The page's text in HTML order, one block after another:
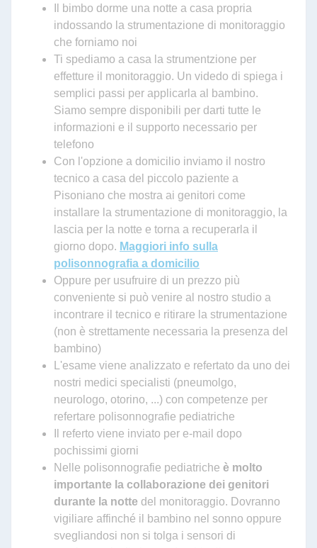
Il bimbo dorme una notte a casa propria
indossando la strumentazione di monitoraggio
che forniamo noi
Ti spediamo a casa la strumentzione per
effetture il monitoraggio. Un videdo di spiega i
semplici passi per applicarla al bambino.
Siamo sempre disponibili per darti tutte le
informazioni e il supporto necessario per
telefono
Con l'opzione a domicilio inviamo il nostro
tecnico a casa del piccolo paziente a
Pisoniano che mostra ai genitori come
installare la strumentazione di monitoraggio, la
lascia per la notte e torna a recuperarla il
giorno dopo. Maggiori info sulla
polisonnografia a domicilio
Oppure per usufruire di un prezzo più
conveniente si può venire al nostro studio a
incontrare il tecnico e ritirare la strumentazione
(non è strettamente necessaria la presenza del
bambino)
L'esame viene analizzato e refertato da uno dei
nostri medici specialisti (pneumolgo,
neurologo, otorino, ...) con competenze per
refertare polisonnografie pediatriche
Il referto viene inviato per e-mail dopo
pochissimi giorni
Nelle polisonnografie pediatriche è molto
importante la collaborazione dei genitori
durante la notte del monitoraggio. Dovranno
vigiliare affinché il bambino nel sonno oppure
svegliandosi non si tolga i sensori di